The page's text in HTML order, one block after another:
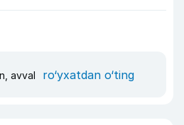
avval ro‘yxatdan o‘ting